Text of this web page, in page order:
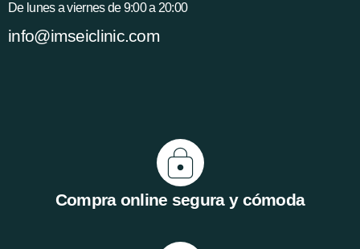
De lunes a viernes de 9:00 a 20:00
info@imseiclinic.com
Compra online segura y cómoda